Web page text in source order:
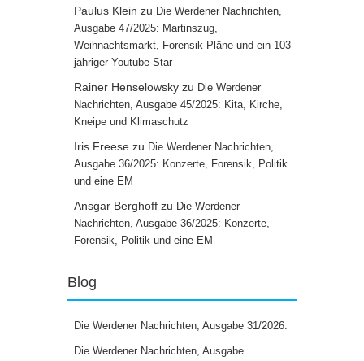
Paulus Klein zu Die Werdener Nachrichten,
Ausgabe 47/2025: Martinszug,
Weihnachtsmarkt, Forensik-Pläne und ein 103-
jähriger Youtube-Star
Rainer Henselowsky zu Die Werdener
Nachrichten, Ausgabe 45/2025: Kita, Kirche,
Kneipe und Klimaschutz
Iris Freese zu Die Werdener Nachrichten,
Ausgabe 36/2025: Konzerte, Forensik, Politik
und eine EM
Ansgar Berghoff zu Die Werdener
Nachrichten, Ausgabe 36/2025: Konzerte,
Forensik, Politik und eine EM
Blog
Die Werdener Nachrichten, Ausgabe 31/2026:
Die Werdener Nachrichten, Ausgabe